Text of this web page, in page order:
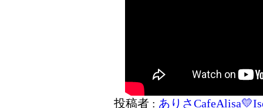
投稿者 : ありさ